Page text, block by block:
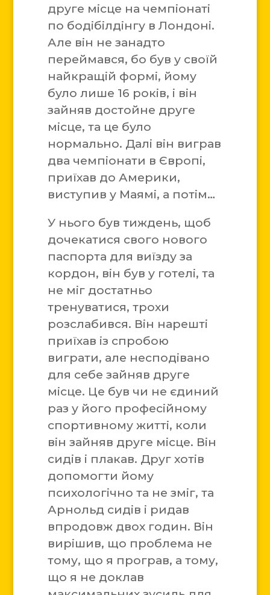
друге місце на чемпіонаті
по бодібілдінгу в Лондоні.
Але він не занадто
переймався, бо був у своїй
найкращій формі, йому
було лише 16 років, і він
зайняв достойне друге
місце, та це було
нормально. Далі він виграв
два чемпіонати в Європі,
приїхав до Америки,
виступив у Маямі, а потім…
У нього був тиждень, щоб
дочекатися свого нового
паспорта для виїзду за
кордон, він був у готелі, та
не міг достатньо
тренуватися, трохи
розслабився. Він нарешті
приїхав із спробою
виграти, але несподівано
для себе зайняв друге
місце. Це був чи не єдиний
раз у його професійному
спортивному житті, коли
він зайняв друге місце. Він
сидів і плакав. Друг хотів
допомогти йому
психологічно та не зміг, та
Арнольд сидів і ридав
впродовж двох годин. Він
вирішив, що проблема не
тому, що я програв, а тому,
що я не доклав